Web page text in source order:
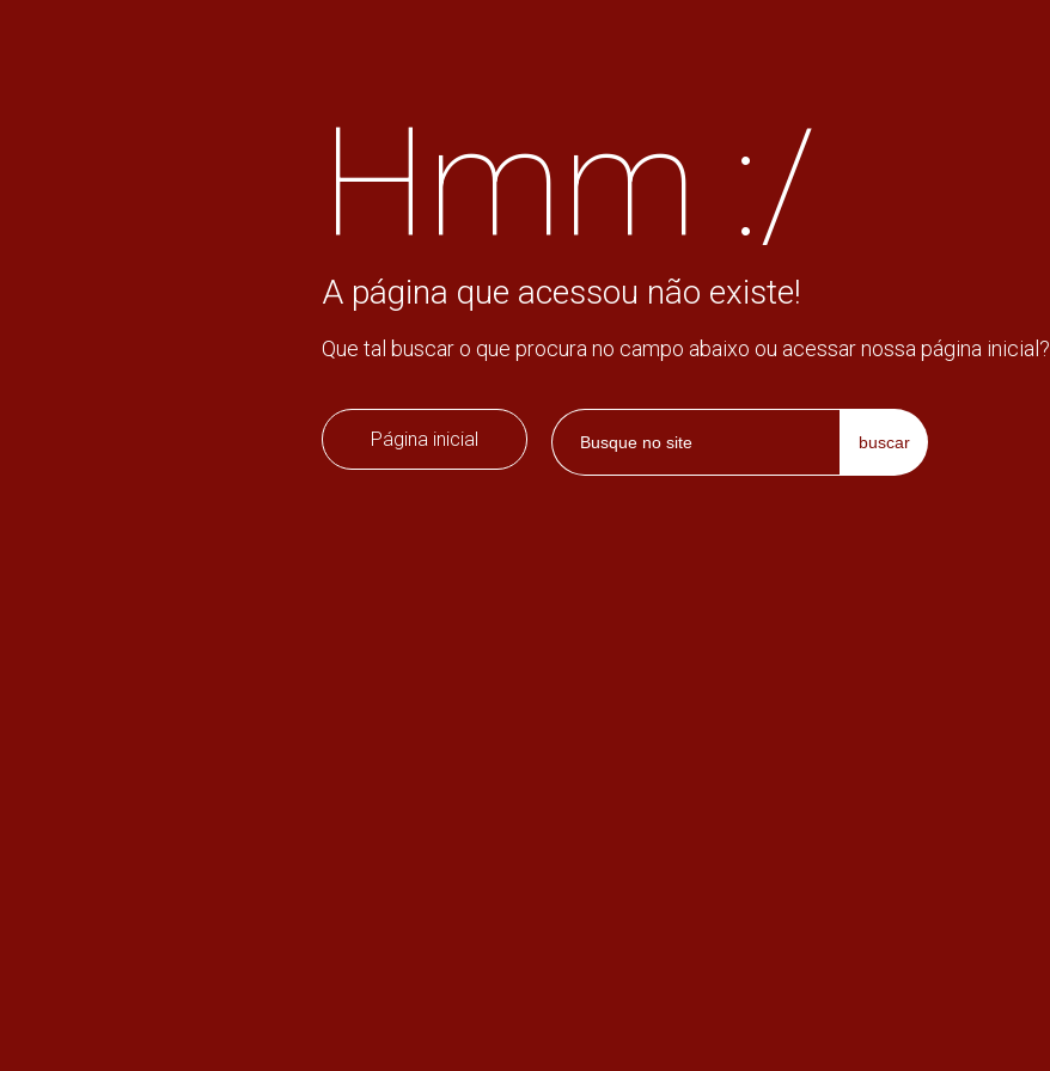
Hmm :/
A página que acessou não existe!
Que tal buscar o que procura no campo abaixo ou acessar nossa página inicial?
Página inicial